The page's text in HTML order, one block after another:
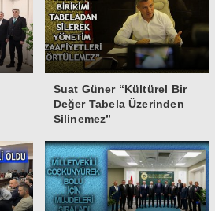
Suat Güner “Kültürel Bir
Değer Tabela Üzerinden
Silinemez”